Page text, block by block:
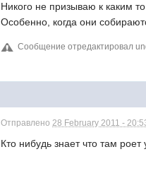
Никого не призываю к каким
Особенно, когда они
Сообщение отредактировал
Отправлено28 February 2011 -
Кто нибудь знает что там